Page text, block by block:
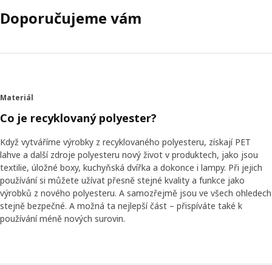
Doporučujeme vám
Materiál
Co je recyklovaný polyester?
Když vytváříme výrobky z recyklovaného polyesteru, získají PET
lahve a další zdroje polyesteru nový život v produktech, jako jsou
textilie, úložné boxy, kuchyňská dvířka a dokonce i lampy. Při jejich
používání si můžete užívat přesně stejné kvality a funkce jako
výrobků z nového polyesteru. A samozřejmě jsou ve všech ohledech
stejně bezpečné. A možná ta nejlepší část – přispíváte také k
používání méně nových surovin.